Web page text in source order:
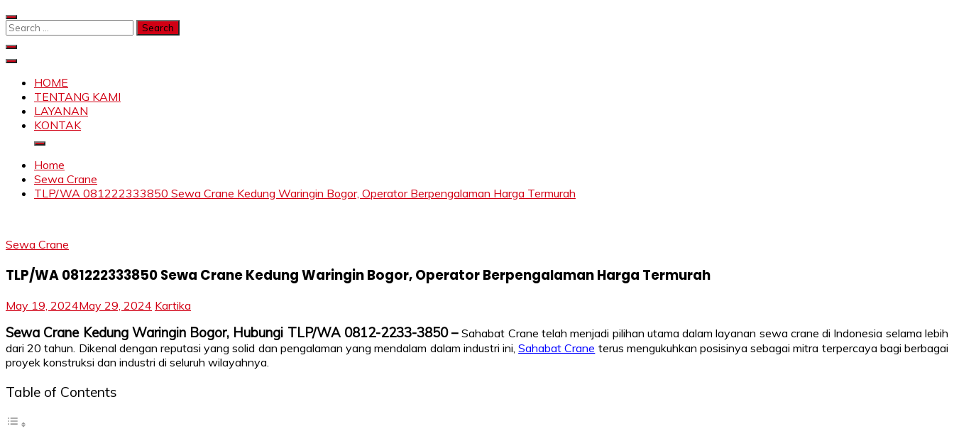
Skip
to
Search
HOME
TENTANG KAMI
LAYANAN
KONTAK
Home
Sewa Crane
TLP/WA 081222333850 Sewa Crane Kedung Waringin Bogor, Operator Berpengalaman Harga Termurah
Sewa Crane
TLP/WA 081222333850 Sewa Crane Kedung Waringin Bogor, Operator Berpengalaman Harga Termurah
May 19, 2024May 29, 2024 Kartika
Sewa Crane Kedung Waringin Bogor, Hubungi TLP/WA 0812-2233-3850 –Sahabat Crane telah menjadi pilihan utama dalam layanan sewa crane di Indonesia selama lebih
dari 20 tahun. Dikenal dengan reputasi yang solid dan pengalaman yang mendalam dalam industri ini,Sahabat Crane terus mengukuhkan posisinya sebagai mitra terpercaya bagi berbagai
proyek konstruksi dan industri di seluruh wilayahnya.
Table of Contents